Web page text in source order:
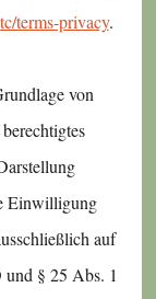
terms-privacy.
von
Einwilligung
auf
§ 25 Abs. 1